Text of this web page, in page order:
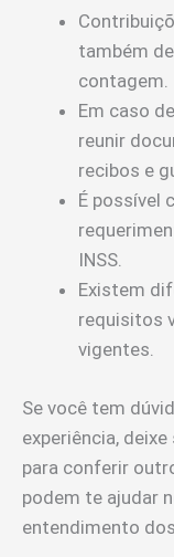
também
contagem.
Em caso
reunir
recibos e
É possível
INSS.
Existem
requisitos
vigentes.
Se você tem
experiência,
para conferir
podem te ajudar
entendimento